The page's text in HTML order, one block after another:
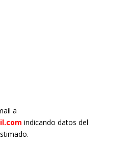
a
indicando datos del